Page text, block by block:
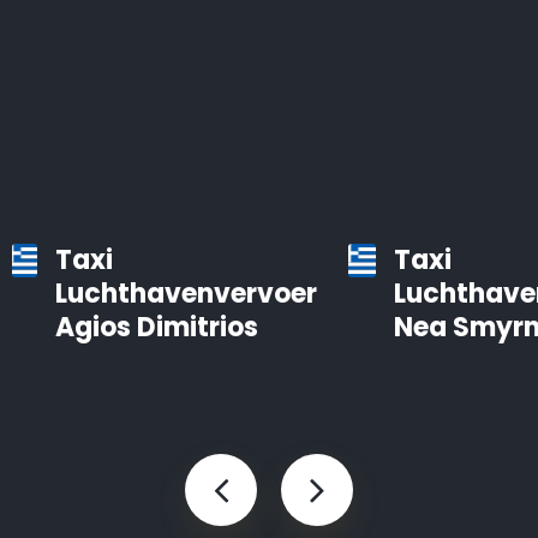
Taxi
Luchthavenvervoer
Agios Dimitrios
Taxi
Nea